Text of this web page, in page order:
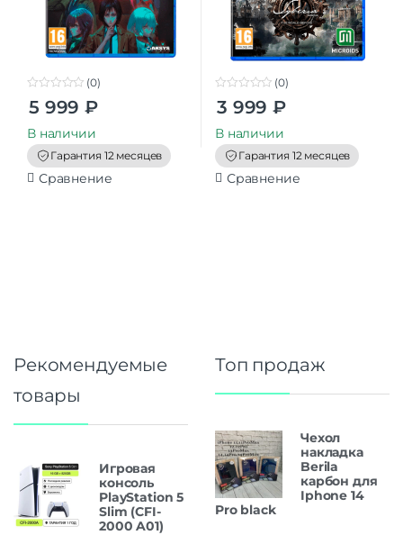
o
t
o
f
5
(0)
5 999 ₽
В наличии
Гарантия 12 месяцев
Сравнение
o
t
o
f
5
(0)
3 999 ₽
В наличии
Гарантия 12 месяцев
Сравнение
Рекомендуемые
товары
Игровая
консоль
PlayStation 5
Slim (CFI-
2000 A01)
Топ продаж
Чехол
накладка
Berila
карбон для
Iphone 14
Pro black